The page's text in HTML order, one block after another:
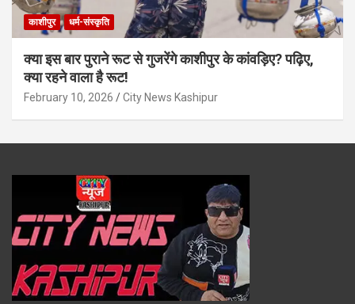
काशीपुर धर्म-संस्कृति
क्या इस बार पुराने रूट से गुजरेंगे काशीपुर के कांवड़िए? पढ़िए,
क्या रहने वाला है रूट!
February 10, 2026 City News Kashipur